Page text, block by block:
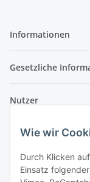
Wie wir
Durch Klicken
Einsatz
Informationen
Gesetzliche
Nutzer